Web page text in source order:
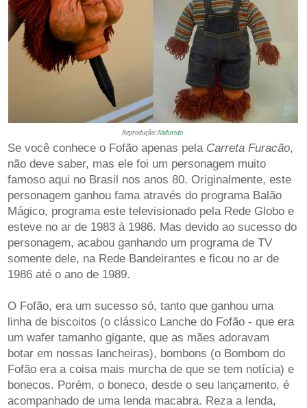
Reprodução:Ahduvido
Se você conhece o Fofão apenas pela Carreta Furacão,
não deve saber, mas ele foi um personagem muito
famoso aqui no Brasil nos anos 80. Originalmente, este
personagem ganhou fama através do programa Balão
Mágico, programa este televisionado pela Rede Globo e
esteve no ar de 1983 à 1986. Mas devido ao sucesso do
personagem, acabou ganhando um programa de TV
somente dele, na Rede Bandeirantes e ficou no ar de
1986 até o ano de 1989.
O Fofão, era um sucesso só, tanto que ganhou uma
linha de biscoitos (o clássico Lanche do Fofão - que era
um wafer tamanho gigante, que as mães adoravam
botar em nossas lancheiras), bombons (o Bombom do
Fofão era a coisa mais murcha de que se tem notícia) e
bonecos. Porém, o boneco, desde o seu lançamento, é
acompanhado de uma lenda macabra. Reza a lenda,